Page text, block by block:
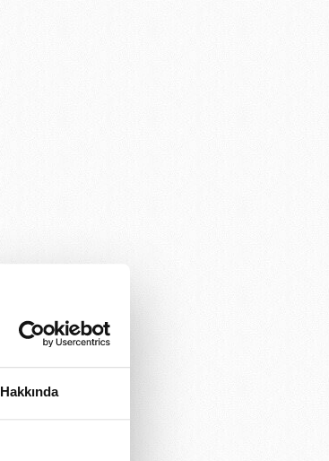
Hakkında